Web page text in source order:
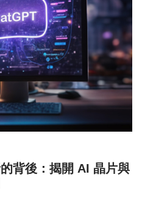
背後：揭開 AI 晶片與